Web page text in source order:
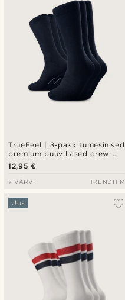
TrueFeel | 3-pakk tumesinised
premium puuvillased crew-
sokid
12,95 €
7 VÄRVI TRENDHIM
Uus